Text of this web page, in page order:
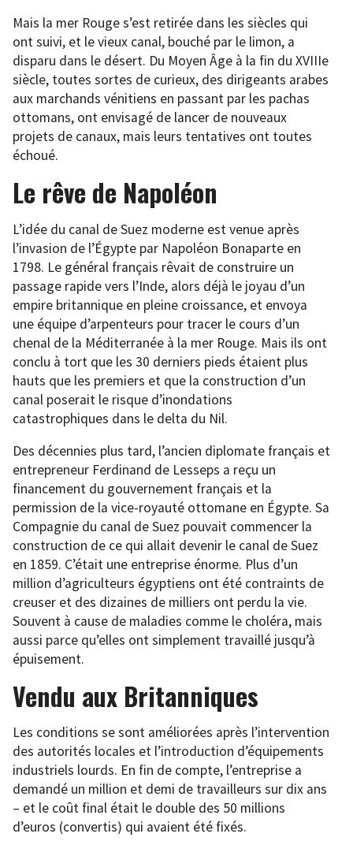
Mais la mer Rouge s’est retirée dans les siècles qui
ont suivi, et le vieux canal, bouché par le limon, a
disparu dans le désert. Du Moyen Âge à la fin du XVIIIe
siècle, toutes sortes de curieux, des dirigeants arabes
aux marchands vénitiens en passant par les pachas
ottomans, ont envisagé de lancer de nouveaux
projets de canaux, mais leurs tentatives ont toutes
échoué.
Le rêve de Napoléon
L’idée du canal de Suez moderne est venue après
l’invasion de l’Égypte par Napoléon Bonaparte en
1798. Le général français rêvait de construire un
passage rapide vers l’Inde, alors déjà le joyau d’un
empire britannique en pleine croissance, et envoya
une équipe d’arpenteurs pour tracer le cours d’un
chenal de la Méditerranée à la mer Rouge. Mais ils ont
conclu à tort que les 30 derniers pieds étaient plus
hauts que les premiers et que la construction d’un
canal poserait le risque d’inondations
catastrophiques dans le delta du Nil.
Des décennies plus tard, l’ancien diplomate français et
entrepreneur Ferdinand de Lesseps a reçu un
financement du gouvernement français et la
permission de la vice-royauté ottomane en Égypte. Sa
Compagnie du canal de Suez pouvait commencer la
construction de ce qui allait devenir le canal de Suez
en 1859. C’était une entreprise énorme. Plus d’un
million d’agriculteurs égyptiens ont été contraints de
creuser et des dizaines de milliers ont perdu la vie.
Souvent à cause de maladies comme le choléra, mais
aussi parce qu’elles ont simplement travaillé jusqu’à
épuisement.
Vendu aux Britanniques
Les conditions se sont améliorées après l’intervention
des autorités locales et l’introduction d’équipements
industriels lourds. En fin de compte, l’entreprise a
demandé un million et demi de travailleurs sur dix ans
– et le coût final était le double des 50 millions
d’euros (convertis) qui avaient été fixés.